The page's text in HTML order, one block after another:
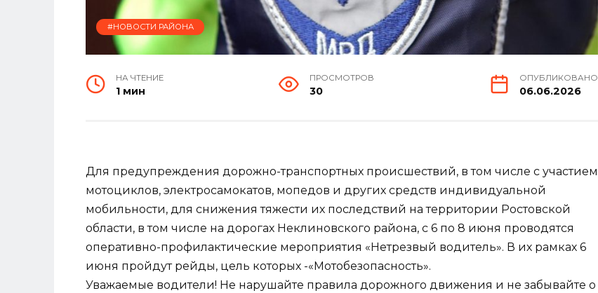
#НОВОСТИ РАЙОНА
НА ЧТЕНИЕ
1 мин
ПРОСМОТРОВ
30
ОПУБЛИКОВАНО
06.06.2026
Для предупреждения дорожно-транспортных происшествий, в том числе с участием
мотоциклов, электросамокатов, мопедов и других средств индивидуальной
мобильности, для снижения тяжести их последствий на территории Ростовской
области, в том числе на дорогах Неклиновского района, с 6 по 8 июня проводятся
оперативно-профилактические мероприятия «Нетрезвый водитель». В их рамках 6
июня пройдут рейды, цель которых -«Мотобезопасность».
Уважаемые водители! Не нарушайте правила дорожного движения и не забывайте о